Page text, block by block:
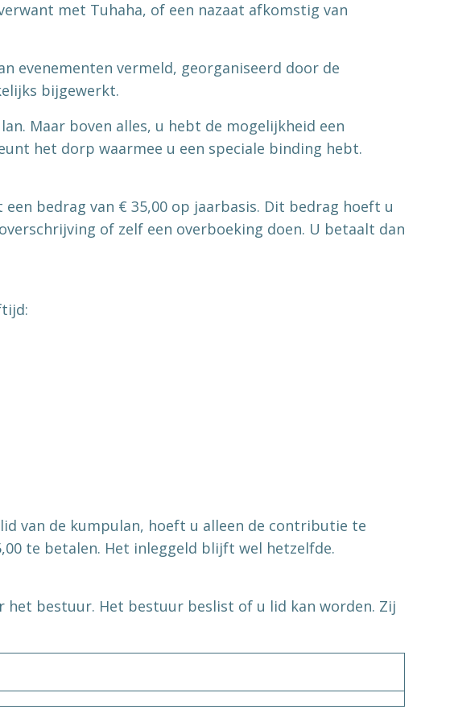
met Tuhaha, of een nazaat afkomstig van
evenementen vermeld, georganiseerd door de
bijgewerkt.
Maar boven alles, u hebt de mogelijkheid een
het dorp waarmee u een speciale binding hebt.
bedrag van € 35,00 op jaarbasis. Dit bedrag hoeft u
of zelf een overboeking doen. U betaalt dan
van de kumpulan, hoeft u alleen de contributie te
te betalen. Het inleggeld blijft wel hetzelfde.
bestuur. Het bestuur beslist of u lid kan worden. Zij